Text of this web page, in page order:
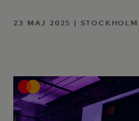
23 MAJ 2025 |